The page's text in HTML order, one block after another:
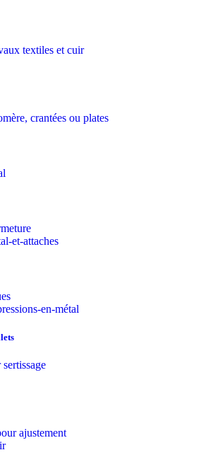
textiles et cuir
crantées ou plates
ajustement